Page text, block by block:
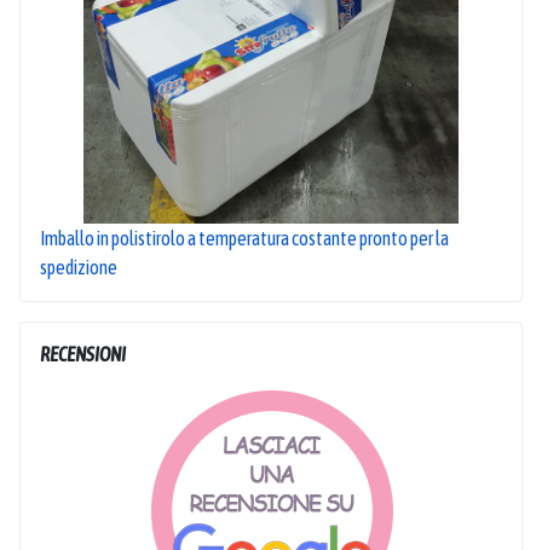
Imballo in polistirolo a temperatura costante pronto per la
spedizione
RECENSIONI